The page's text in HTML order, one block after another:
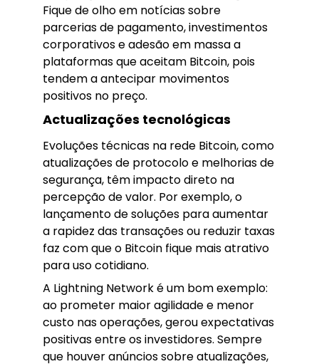
Fique de olho em notícias sobre
parcerias de pagamento, investimentos
corporativos e adesão em massa a
plataformas que aceitam Bitcoin, pois
tendem a antecipar movimentos
positivos no preço.
Actualizações tecnológicas
Evoluções técnicas na rede Bitcoin, como
atualizações de protocolo e melhorias de
segurança, têm impacto direto na
percepção de valor. Por exemplo, o
lançamento de soluções para aumentar
a rapidez das transações ou reduzir taxas
faz com que o Bitcoin fique mais atrativo
para uso cotidiano.
A Lightning Network é um bom exemplo:
ao prometer maior agilidade e menor
custo nas operações, gerou expectativas
positivas entre os investidores. Sempre
que houver anúncios sobre atualizações,